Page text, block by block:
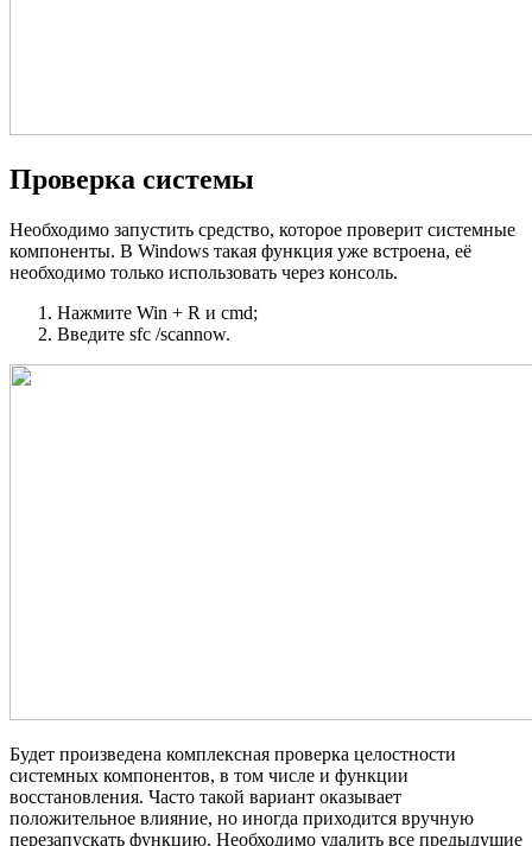
Проверка системы
Необходимо запустить средство, которое проверит системные
компоненты. В Windows такая функция уже встроена, её
необходимо только использовать через консоль.
Нажмите Win + R и cmd;
Введите sfc /scannow.
Будет произведена комплексная проверка целостности
системных компонентов, в том числе и функции
восстановления. Часто такой вариант оказывает
положительное влияние, но иногда приходится вручную
перезапускать функцию. Необходимо удалить все предыдущие